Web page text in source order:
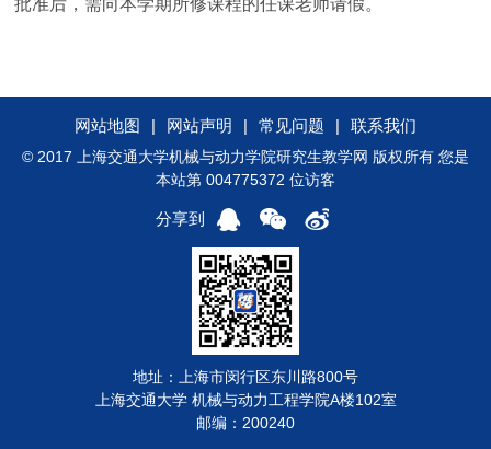
网站地图 | 网站声明 | 常见问题 | 联系我们
© 2017 上海交通大学机械与动力学院研究生教学网 版权所有 您是
本站第 004775372 位访客
分享到
地址：上海市闵行区东川路800号
上海交通大学 机械与动力工程学院A楼102室
邮编：200240